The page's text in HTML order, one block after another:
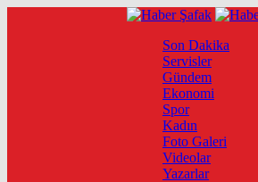
Son Dakika
Servisler
Gündem
Ekonomi
Spor
Kadın
Foto Galeri
Videolar
Yazarlar